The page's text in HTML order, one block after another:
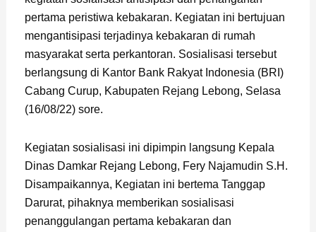
pertama peristiwa kebakaran. Kegiatan ini bertujuan
mengantisipasi terjadinya kebakaran di rumah
masyarakat serta perkantoran. Sosialisasi tersebut
berlangsung di Kantor Bank Rakyat Indonesia (BRI)
Cabang Curup, Kabupaten Rejang Lebong, Selasa
(16/08/22) sore.
Kegiatan sosialisasi ini dipimpin langsung Kepala
Dinas Damkar Rejang Lebong, Fery Najamudin S.H.
Disampaikannya, Kegiatan ini bertema Tanggap
Darurat, pihaknya memberikan sosialisasi
penanggulangan pertama kebakaran dan